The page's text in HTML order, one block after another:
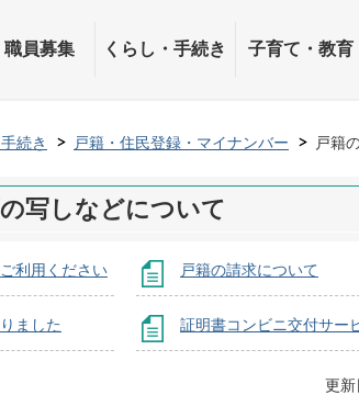
職員募集 くらし・手続き 子育て・教育
続き 戸籍・住民登録・マイナンバー 戸籍
写しなどについて
利用ください 戸籍の請求について
ました 証明書コンビニ交付サー
更